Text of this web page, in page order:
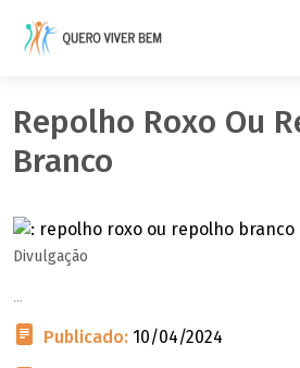
Repolho Roxo Ou
Branco
Divulgação
...
Publicado: 10/04/2024